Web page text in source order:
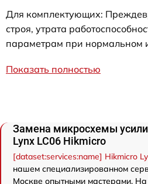
Для комплектующих:
строя, утрата
параметрам при нормальном
Показать полностью
Замена микросхемы
Lynx LC06 Hikmicro
[dataset:services:name] Hikmicro
нашем специализированном
Москве опытными мастерами.